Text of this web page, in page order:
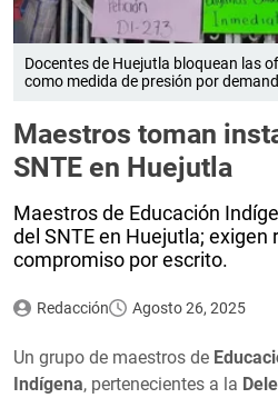
Docentes de Huejutla bloquean las
como medida de presión por
Maestros toman
SNTE en Huejutla
Maestros de Educación
del SNTE en Huejutla; exigen
compromiso por escrito.
Redacción Agosto 26, 2025
Un grupo de maestros de
Indígena, pertenecientes a la